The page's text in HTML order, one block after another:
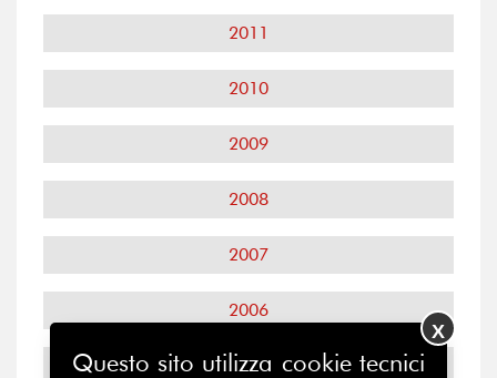
2011
2010
2009
2008
2007
2006
2005
Questo sito utilizza cookie tecnici
X